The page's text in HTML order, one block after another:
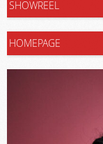
SHOWREEL
HOMEPAGE